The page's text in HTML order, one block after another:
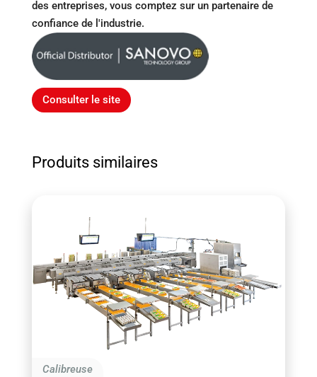
des entreprises, vous comptez sur un partenaire de
confiance de l'industrie.
Consulter le site
Produits similaires
Calibreuse